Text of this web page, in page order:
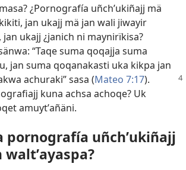
¿Pornografía uñchʼukiñajj mä
jan ukajj mä jan wali jiwayir
jan ukajj ¿janich ni maynirïkisa?
“Taqe suma qoqajja suma
jan suma qoqanakasti uka kikpa jan
achuraki” sasa (Mateo 7:17).
kuna achsa achoqe? Uk
amuytʼañäni.
pornografía uñchʼukiñajj